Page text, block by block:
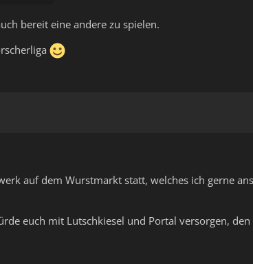
bereit eine andere zu spielen.
auf dem Wurstmarkt statt, welches ich gerne
euch mit Lutschkiesel und Portal versorgen,